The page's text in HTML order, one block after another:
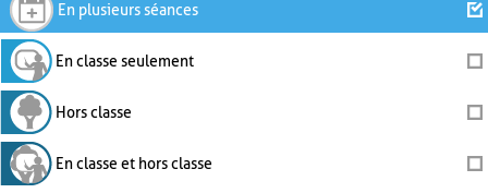
En plusieurs séances
En classe seulement
Hors classe
En classe et hors classe